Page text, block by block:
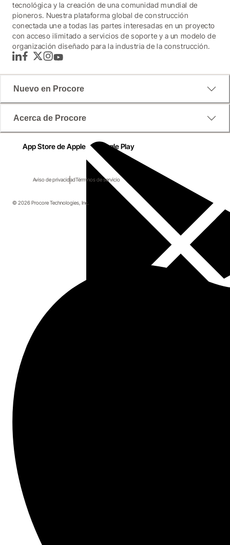
tecnológica y la creación de una comunidad mundial de
pioneros. Nuestra plataforma global de construcción
conectada une a todas las partes interesadas en un proyecto
con acceso ilimitado a servicios de soporte y a un modelo de
organización diseñado para la industria de la construcción.
LinkedInFacebook
TwitterInstagram
YouTube
Nuevo en Procore
Acerca de Procore
App Store de Apple Google Play
Aviso de privacidadTérminos de servicio
© 2026 Procore Technologies, Inc.